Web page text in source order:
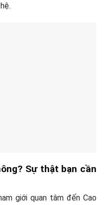
Sự thật bạn cần
giới quan tâm đến Cao